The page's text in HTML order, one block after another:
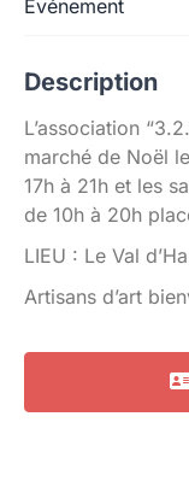
Evénement
Description
L’association
marché de Noël
17h à 21h et les
de 10h à 20h
LIEU : Le Val
Artisans d’art